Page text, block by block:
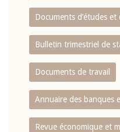
Documents d’études et
Bulletin trimestriel de
Documents de travail
Annuaire des banques
Revue économique et